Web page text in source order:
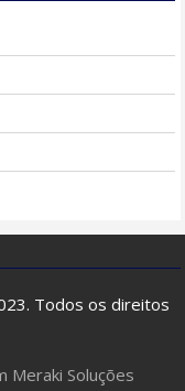
Todos os direitos
Meraki Soluções